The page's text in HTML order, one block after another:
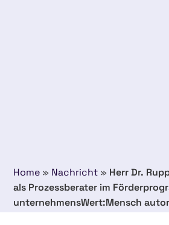
Home » Nachricht » Herr Dr.
als Prozessberater im
unternehmensWert:Mensch